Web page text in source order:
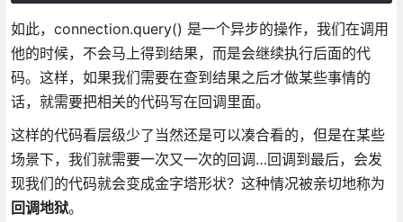
如此，connection.query() 是一个异步的操作，我们在调用
他的时候，不会马上得到结果，而是会继续执行后面的代
码。这样，如果我们需要在查到结果之后才做某些事情的
话，就需要把相关的代码写在回调里面。
这样的代码看层级少了当然还是可以凑合看的，但是在某些
场景下，我们就需要一次又一次的回调…回调到最后，会发
现我们的代码就会变成金字塔形状？这种情况被亲切地称为
回调地狱。